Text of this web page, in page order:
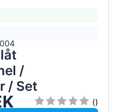
/
/ Set
()